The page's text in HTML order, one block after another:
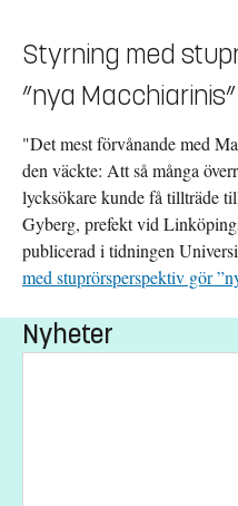
samhällsrelevans, så som
vill ge svar på hur dessa
läromedelsmaterial,
möjlighet att lära sig i skolan.
rekommendationer tas fram
samband med användning av
Framtidens medborgare
Studien ska identifiera
utbildning för att främja
samhälle. Mer konkret
instrument för att nå ett
Styrning med
”nya
"Det mest förvånande med
den väckte: Att så många
lycksökare kunde få tillträde
Gyberg, prefekt vid
publicerad i tidningen
med stuprörsperspektiv gör
Nyheter